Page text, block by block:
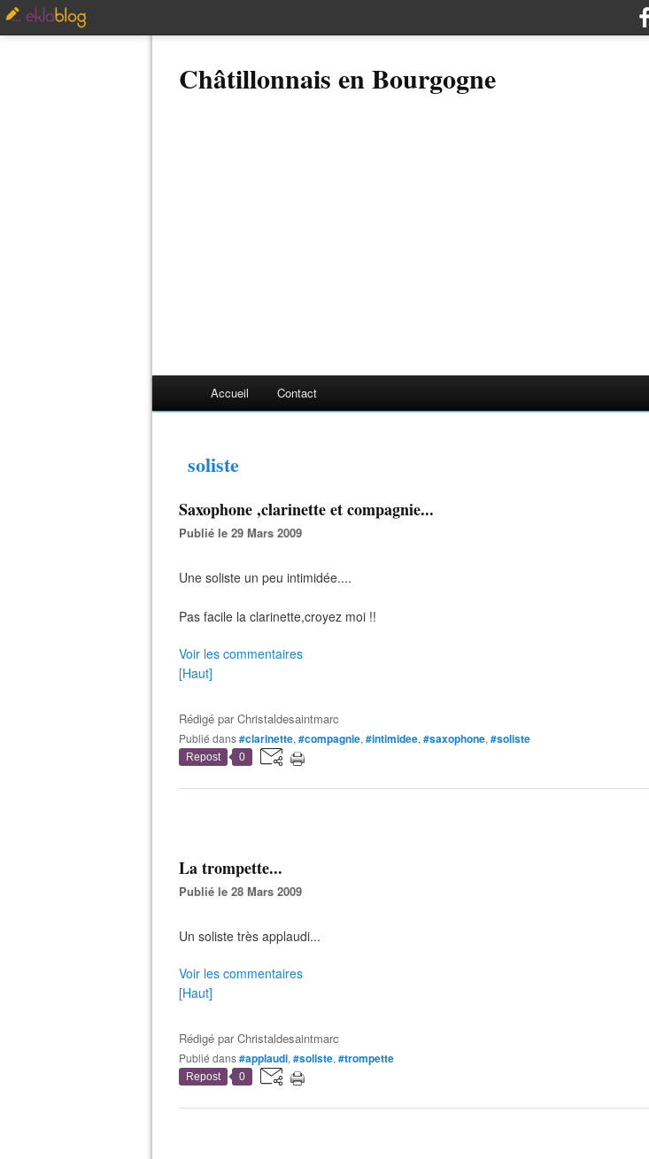
Châtillonnais en Bourgogne
Accueil Contact
soliste
Saxophone ,clarinette et compagnie...
Publié le 29 Mars 2009
Une soliste un peu intimidée....
Pas facile la clarinette,croyez moi !!
Voir les commentaires
[Haut]
Rédigé parChristaldesaintmarc
Publié dans#clarinette, #compagnie, #intimidee, #saxophone, #soliste
Repost 0
La trompette...
Publié le 28 Mars 2009
Un soliste très applaudi...
Voir les commentaires
[Haut]
Rédigé parChristaldesaintmarc
Publié dans#applaudi, #soliste, #trompette
Repost 0